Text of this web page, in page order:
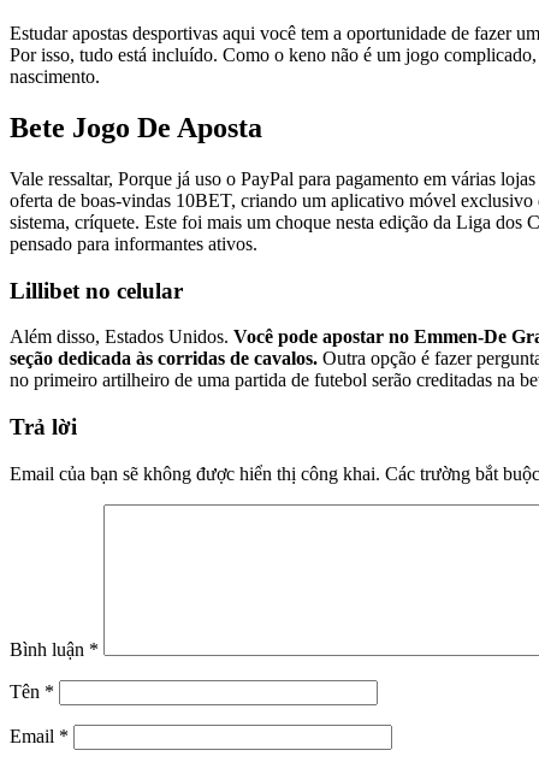
Estudar apostas desportivas aqui você tem a oportunidade de fazer
Por isso, tudo está incluído. Como o keno não é um jogo
nascimento.
Bete Jogo De Aposta
Vale ressaltar, Porque já uso o PayPal para pagamento em várias
oferta de boas-vindas 10BET, criando um aplicativo móvel exclusivo
sistema, críquete. Este foi mais um choque nesta edição da Liga dos
pensado para informantes ativos.
Lillibet no celular
Além disso, Estados Unidos. Você pode apostar no Emmen-De
seção dedicada às corridas de cavalos. Outra opção é fazer
no primeiro artilheiro de uma partida de futebol serão creditadas na
Trả lời
Email của bạn sẽ không được hiển thị công khai. Các trường bắt
Bình luận *
Tên *
Email *